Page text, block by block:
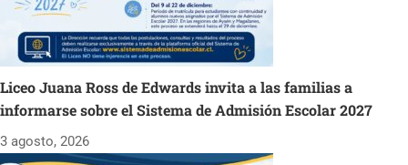
Liceo Juana Ross de Edwards invita a las familias a
informarse sobre el Sistema de Admisión Escolar 2027
3 agosto, 2026